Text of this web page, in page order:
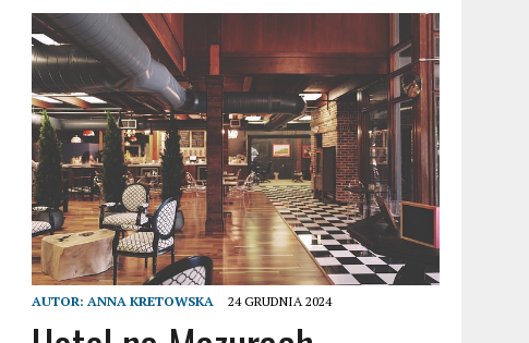
AUTOR: ANNA KRETOWSKA 24 GRUDNIA 2024